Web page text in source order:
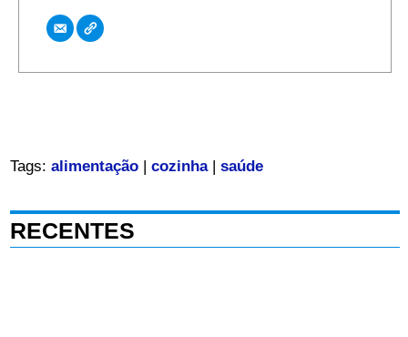
Tags: alimentação| cozinha| saúde
RECENTES